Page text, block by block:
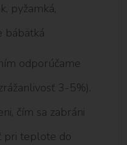
pyžamká,
bábätká
odporúčame
3-5%).
čím sa zabráni
pri teplote do